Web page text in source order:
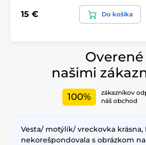
15 € Do košíka
Overené
našimi
100%
zákazníkov
náš obchod
Vesta/ motýlik/ vreckovka
nekorešpondovala s obrázkom